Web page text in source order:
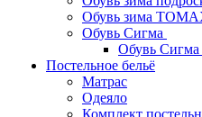
Обувь зима
Обувь Сигма
Обувь Сигма
Постельное бельё
Матрас
Одеяло
Комплект